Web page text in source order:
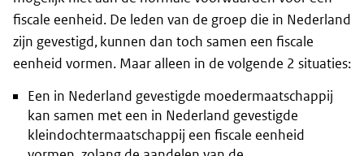
fiscale eenheid. De leden van de groep die in Nederland
zijn gevestigd, kunnen dan toch samen een fiscale
eenheid vormen. Maar alleen in de volgende 2 situaties:
Een in Nederland gevestigde moedermaatschappij
kan samen met een in Nederland gevestigde
kleindochtermaatschappij een fiscale eenheid